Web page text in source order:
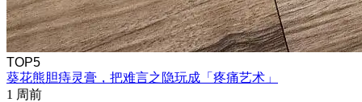
TOP5
葵花熊胆痔灵膏，把难言之隐玩成「疼痛艺术」
1 周前